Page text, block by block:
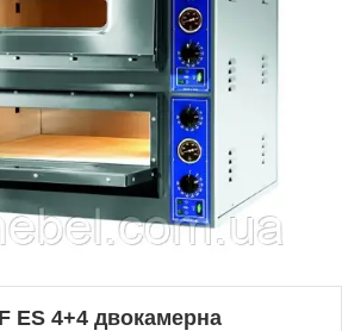
ES 4+4 двокамерна